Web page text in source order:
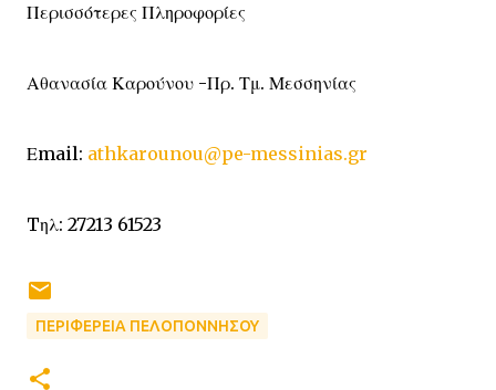
Περισσότερες Πληροφορίες
Αθανασία Καρούνου -Πρ. Τμ. Μεσσηνίας
Εmail: athkarounou@pe-messinias.gr
Tηλ: 27213 61523
ΠΕΡΙΦΕΡΕΙΑ ΠΕΛΟΠΟΝΝΗΣΟΥ